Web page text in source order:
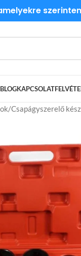
BLOG
Csapágyszerelő